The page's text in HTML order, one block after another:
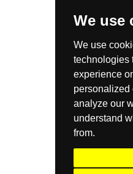
We use
We use
technologies
experience
personalized
analyze our
understand
from.
Garantie
Politica de